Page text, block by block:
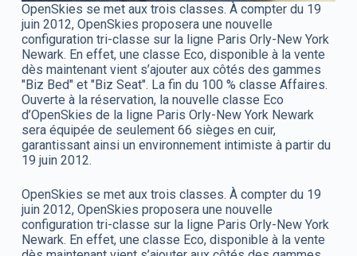
OpenSkies se met aux trois classes. À compter du 19
juin 2012, OpenSkies proposera une nouvelle
configuration tri-classe sur la ligne Paris Orly-New York
Newark. En effet, une classe Eco, disponible à la vente
dès maintenant vient s’ajouter aux côtés des gammes
"Biz Bed" et "Biz Seat". La fin du 100 % classe Affaires.
Ouverte à la réservation, la nouvelle classe Eco
d’OpenSkies de la ligne Paris Orly-New York Newark
sera équipée de seulement 66 sièges en cuir,
garantissant ainsi un environnement intimiste à partir du
19 juin 2012.
OpenSkies se met aux trois classes. À compter du 19
juin 2012, OpenSkies proposera une nouvelle
configuration tri-classe sur la ligne Paris Orly-New York
Newark. En effet, une classe Eco, disponible à la vente